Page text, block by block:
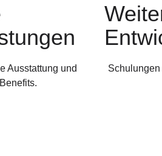
Ausstattung und